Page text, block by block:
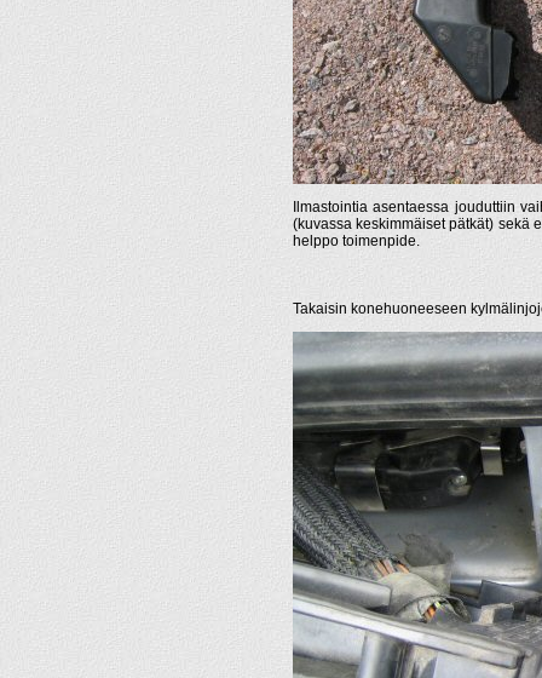
Ilmastointia asentaessa jouduttiin
(kuvassa keskimmäiset pätkät) sekä
helppo toimenpide.
Takaisin konehuoneeseen